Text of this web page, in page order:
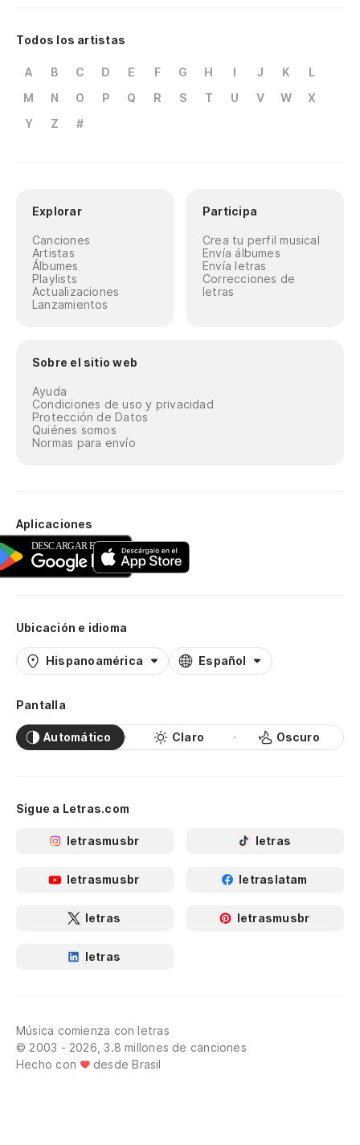
Todos los artistas
A B C D E F G H I J K
L
M
N O P Q R S T U V W
X
Y
Z #
Explorar
Canciones
Artistas
Álbumes
Playlists
Actualizaciones
Lanzamientos
Participa
Crea tu perfil musical
Envía álbumes
Envía letras
Correcciones de
letras
Sobre el sitio web
Ayuda
Condiciones de uso y privacidad
Protección de Datos
Quiénes somos
Normas para envío
Aplicaciones
Ubicación e idioma
Hispanoamérica Español
Pantalla
Automático Claro Oscuro
Sigue a Letras.com
letrasmusbr letras
letrasmusbr letraslatam
letras letrasmusbr
letras
Música comienza con letras
© 2003 - 2026, 3.8 millones de canciones
Hecho con
desde Brasil